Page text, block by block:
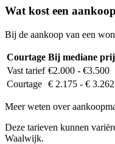
Wat kost een
Bij de aankoop van een
Courtage Bij mediane
Vast tarief €2.000 - €3.500
Courtage € 2.175 - € 3.262
Meer weten over
Deze tarieven kunnen
Waalwijk.